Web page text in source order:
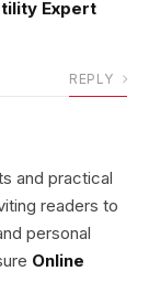
Expert
REPLY
and practical
readers to
personal
Online